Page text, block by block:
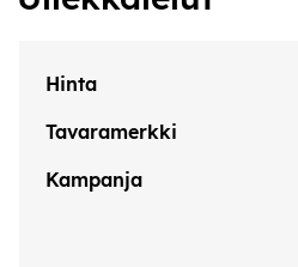
Hinta
Tavaramerkki
Kampanja